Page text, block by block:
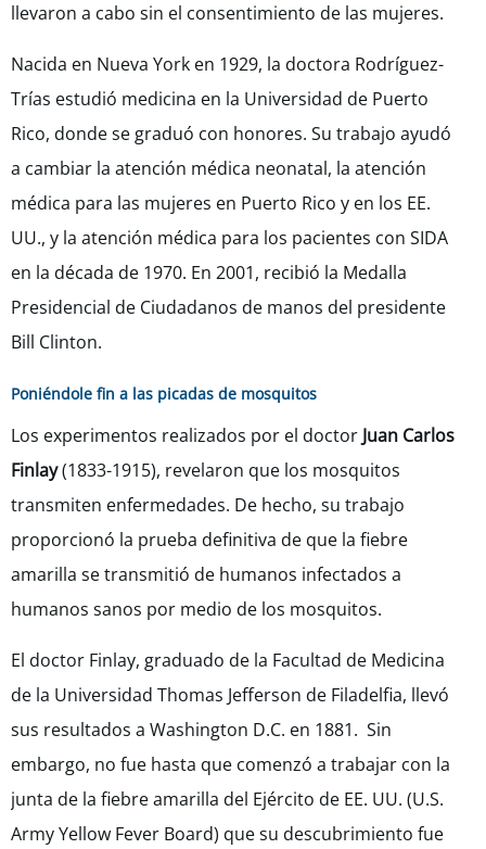
llevaron a cabo sin el consentimiento de las mujeres.
Nacida en Nueva York en 1929, la doctora Rodríguez-
Trías estudió medicina en la Universidad de Puerto
Rico, donde se graduó con honores. Su trabajo ayudó
a cambiar la atención médica neonatal, la atención
médica para las mujeres en Puerto Rico y en los EE.
UU., y la atención médica para los pacientes con SIDA
en la década de 1970. En 2001, recibió la Medalla
Presidencial de Ciudadanos de manos del presidente
Bill Clinton.
Poniéndole fin a las picadas de mosquitos
Los experimentos realizados por el doctor Juan Carlos
Finlay(1833-1915), revelaron que los mosquitos
transmiten enfermedades. De hecho, su trabajo
proporcionó la prueba definitiva de que la fiebre
amarilla se transmitió de humanos infectados a
humanos sanos por medio de los mosquitos.
El doctor Finlay, graduado de la Facultad de Medicina
de la Universidad Thomas Jefferson de Filadelfia, llevó
sus resultados a Washington D.C. en 1881. Sin
embargo, no fue hasta que comenzó a trabajar con la
junta de la fiebre amarilla del Ejército de EE. UU. (U.S.
Army Yellow Fever Board) que su descubrimiento fue